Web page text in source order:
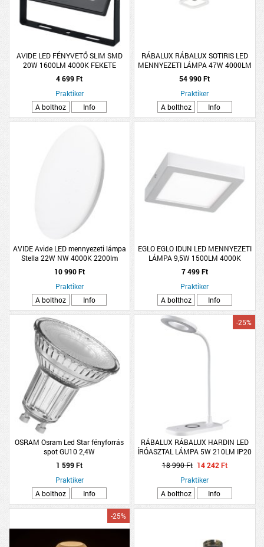
AVIDE LED FÉNYVETŐ SLIM SMD
20W 1600LM 4000K FEKETE
GYORSCSATLAKOZÓVAL
4 699 Ft
Praktiker
A bolthoz
Info
RÁBALUX RÁBALUX SOTIRIS LED
MENNYEZETI LÁMPA 47W 4000LM
3000-6000K IP20 54CM MATT
FEKETE
54 990 Ft
Praktiker
A bolthoz
Info
AVIDE Avide LED mennyezeti lámpa
Stella 22W NW 4000K 2200lm
38x11cm csillag effekt
10 990 Ft
Praktiker
A bolthoz
Info
EGLO EGLO IDUN LED MENNYEZETI
LÁMPA 9,5W 1500LM 4000K
17X17CM EZÜST
7 499 Ft
Praktiker
A bolthoz
Info
OSRAM Osram Led Star fényforrás
spot GU10 2,4W
1 599 Ft
Praktiker
A bolthoz
Info
RÁBALUX RÁBALUX HARDIN LED
ÍRÓASZTAL LÁMPA 5W 210LM IP20
2700-6000K VEZETÉK NÉLKÜLI
TÖLTŐVEL 29CM FEHÉR
-25%
18 990 Ft 14 242 Ft
Praktiker
A bolthoz
Info
-25%